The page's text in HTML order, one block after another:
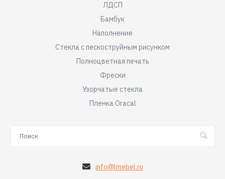
ЛДСП
Бамбук
Наполнение
Стекла с пескоструйным рисунком
Полноцветная печать
Фрески
Узорчатые стекла
Пленка Oracal
info@lmebel.ru